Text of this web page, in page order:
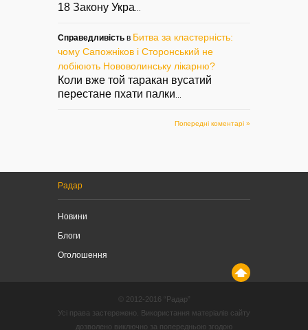
18 Закону Укра
Справедливість в Битва за кластерність:
чому Сапожніков і Сторонський не
лобіюють Нововолинську лікарню?
Коли вже той таракан вусатий
перестане пхати палки
Попередні коментарі »
Радар
Новини
Блоги
Оголошення
© 2012-2016 “Радар”
Усі права застережено. Використання матеріалів сайту
дозволено виключно за попередньою згодою